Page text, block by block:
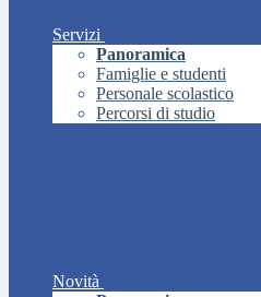
Servizi
Panoramica
Famiglie e studenti
Personale scolastico
Percorsi di studio
Novità